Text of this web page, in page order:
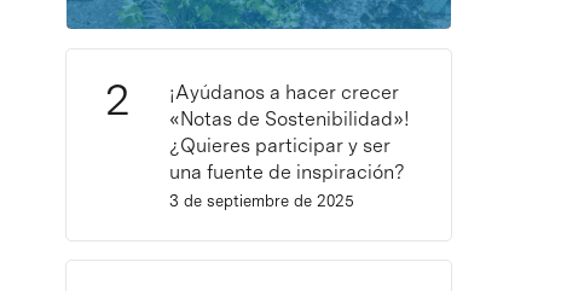
¡Ayúdanos a hacer crecer
«Notas de Sostenibilidad»!
¿Quieres participar y ser
una fuente de inspiración?
3 de septiembre de 2025